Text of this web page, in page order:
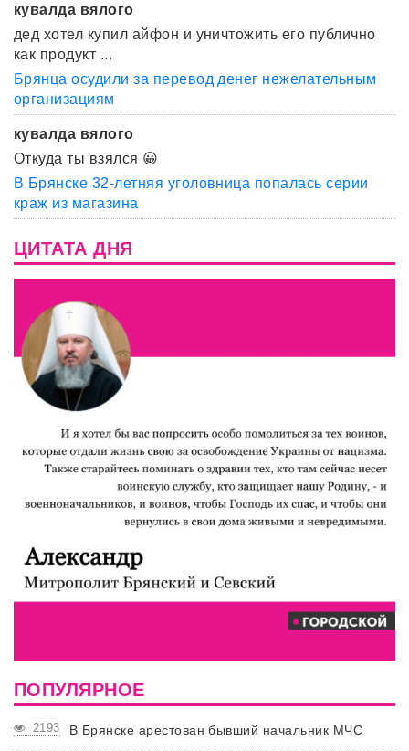
кувалда вялого
дед хотел купил айфон и уничтожить его публично
как продукт ...
Брянца осудили за перевод денег нежелательным
организациям
кувалда вялого
Откуда ты взялся 😀
В Брянске 32-летняя уголовница попалась серии
краж из магазина
ЦИТАТА ДНЯ
ПОПУЛЯРНОЕ
2193 В Брянске арестован бывший начальник МЧС